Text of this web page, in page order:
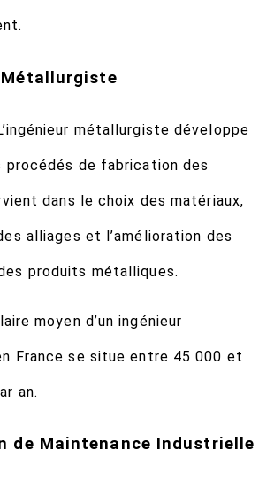
métallurgiste développe
de fabrication des
dans le choix des matériaux,
alliages et l’amélioration des
produits métalliques.
moyen d’un ingénieur
France se situe entre 45 000 et
an.
de Maintenance Industrielle